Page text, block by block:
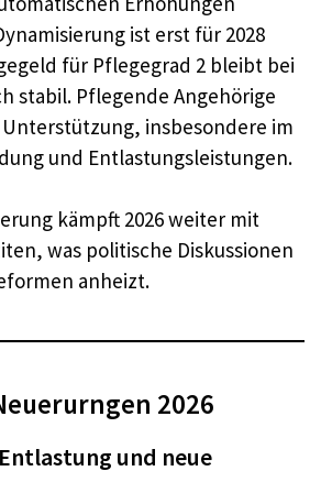
ist erst für 2028
für Pflegegrad 2 bleibt bei
stabil. Pflegende Angehörige
insbesondere im
und Entlastungsleistungen.
kämpft 2026 weiter mit
was politische Diskussionen
anheizt.
2026
und neue